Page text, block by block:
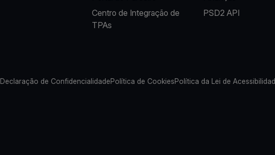
Centro de Integração de
TPAs
PSD2 API
Declaração de ConfidencialidadePolítica de CookiesPolítica da Lei de